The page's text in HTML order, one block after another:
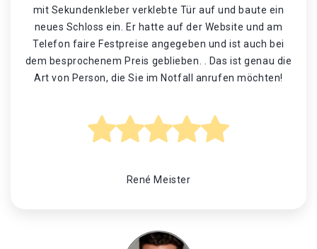
mit Sekundenkleber verklebte Tür auf und baute ein
neues Schloss ein. Er hatte auf der Website und am
Telefon faire Festpreise angegeben und ist auch bei
dem besprochenem Preis geblieben. . Das ist genau die
Art von Person, die Sie im Notfall anrufen möchten!
René Meister